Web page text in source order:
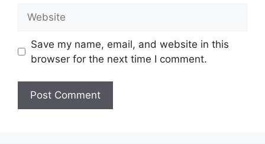
Save my name, email, and website in this
browser for the next time I comment.